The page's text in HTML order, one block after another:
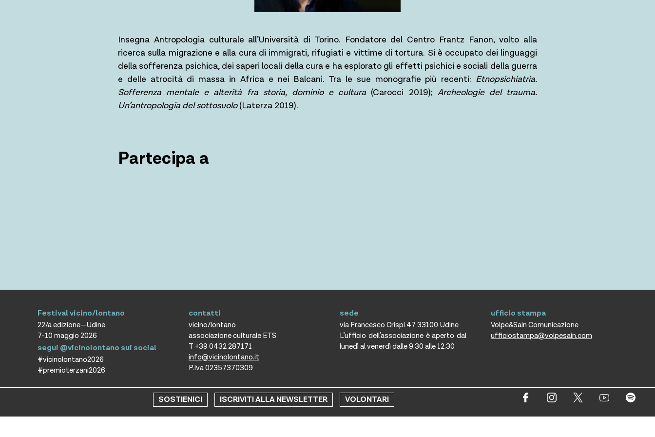
Insegna Antropologia culturale all’Università di Torino. Fondatore del Centro Frantz Fanon, volto alla
ricerca sulla migrazione e alla cura di immigrati, rifugiati e vittime di tortura. Si è occupato dei linguaggi
della sofferenza psichica, dei saperi locali della cura e ha esplorato gli effetti psichici e sociali della guerra
e delle atrocità di massa in Africa e nei Balcani. Tra le sue monografie più recenti: Etnopsichiatria.
Sofferenza mentale e alterità fra storia, dominio e cultura (Carocci 2019); Archeologie del trauma.
Un’antropologia del sottosuolo(Laterza 2019).
Partecipa a
SOSTIENICI ISCRIVITI ALLA NEWSLETTER VOLONTARI
Festival vicino/lontano
22/a edizione—Udine
7-10 maggio 2026
segui @vicinolontano sui social
#vicinolontano2026
#premioterzani2026
contatti
vicino/lontano
associazione culturale ETS
T +39 0432 287171
info@vicinolontano.it
P.Iva 02357370309
sede
via Francesco Crispi 47 33100 Udine
L’ufficio dell’associazione è aperto dal
lunedì al venerdì dalle 9.30 alle 12.30
ufficio stampa
Volpe&Sain Comunicazione
ufficiostampa@volpesain.com
Informativa cookie
Trasparenza